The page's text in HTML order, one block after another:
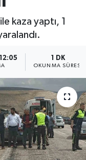
kaza yaptı, 1
1 DK
OKUNMA SÜRESI